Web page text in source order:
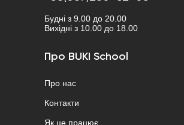
Будні з 9.00 до 20.00
Вихідні з 10.00 до 18.00
Про BUKI School
Про нас
Контакти
Як це працює